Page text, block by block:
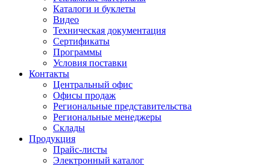
Каталоги и буклеты
Видео
Техническая документация
Сертификаты
Программы
Условия поставки
Контакты
Центральный офис
Офисы продаж
Региональные представительства
Региональные менеджеры
Склады
Продукция
Прайс-листы
Электронный каталог